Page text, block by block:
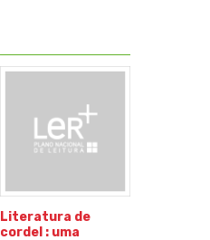
Literatura de
cordel : uma